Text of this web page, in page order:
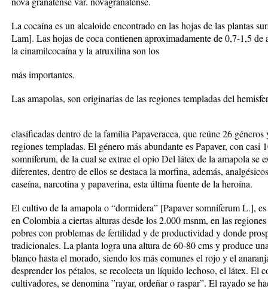
La cocaína es un alcaloide encontrado en las hojas de las plantas
Lam]. Las hojas de coca contienen aproximadamente de 0,7-1,5 de
la cinamilcocaína y la atruxilina son los
más importantes.
Las amapolas, son originarias de las regiones templadas del
clasificadas dentro de la familia Papaveracea, que reúne 26
regiones templadas. El género más abundante es Papaver, con casi
somniferum, de la cual se extrae el opio Del látex de la amapola se
diferentes, dentro de ellos se destaca la morfina, además,
caseína, narcotina y papaverina, esta última fuente de la heroína.
El cultivo de la amapola o “dormidera” [Papaver somniferum L.],
en Colombia a ciertas alturas desde los 2.000 msnm, en las
pobres con problemas de fertilidad y de productividad y donde
tradicionales. La planta logra una altura de 60-80 cms y produce
blanco hasta el morado, siendo los más comunes el rojo y el
desprender los pétalos, se recolecta un líquido lechoso, el látex. El
cultivadores, se denomina ”rayar, ordeñar o raspar”. El rayado se